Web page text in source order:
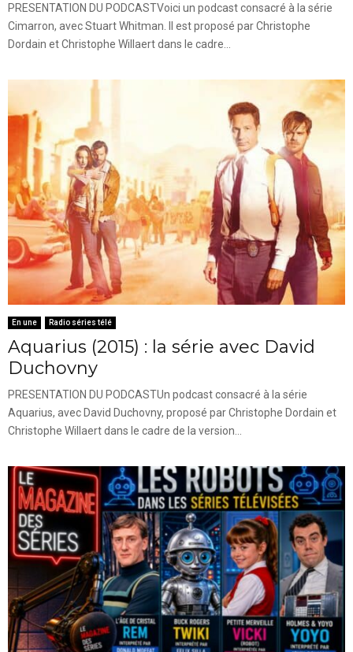
PRESENTATION DU PODCASTVoici un podcast consacré à la série
Cimarron, avec Stuart Whitman. Il est proposé par Christophe
Dordain et Christophe Willaert dans le cadre...
En une Radio séries télé
Aquarius (2015) : la série avec David
Duchovny
PRESENTATION DU PODCASTUn podcast consacré à la série
Aquarius, avec David Duchovny, proposé par Christophe Dordain et
Christophe Willaert dans le cadre de la version...